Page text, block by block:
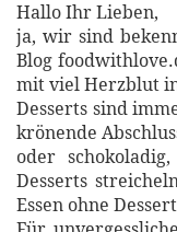
Hallo Ihr Lieben,
ja, wir sind
Blog
mit viel Herzblut
Desserts sind
krönende
oder
Desserts
Essen ohne